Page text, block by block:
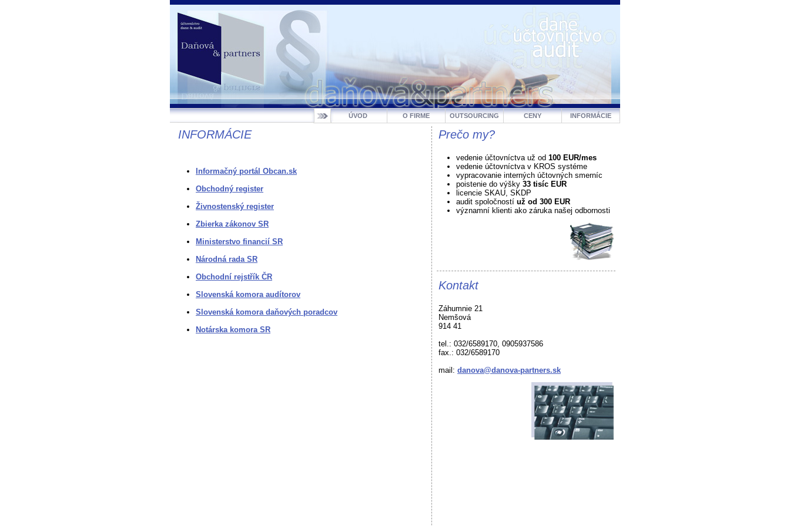
ÚVOD O FIRME OUTSOURCING CENY INFORMÁCIE
INFORMÁCIE
Informačný portál Obcan.sk
Obchodný register
Živnostenský register
Zbierka zákonov SR
Ministerstvo financií SR
Národná rada SR
Obchodní rejstřík ČR
Slovenská komora audítorov
Slovenská komora daňových poradcov
Notárska komora SR
Prečo my?
vedenie účtovníctva už od 100 EUR/mes
vedenie účtovníctva v KROS systéme
vypracovanie interných účtovných smerníc
poistenie do výšky 33 tisíc EUR
licencie SKAU, SKDP
audit spoločností už od 300 EUR
významní klienti ako záruka našej odbornosti
Kontakt
Záhumnie 21
Nemšová
914 41
tel.: 032/6589170, 0905937586
fax.: 032/6589170
mail: danova@danova-partners.sk